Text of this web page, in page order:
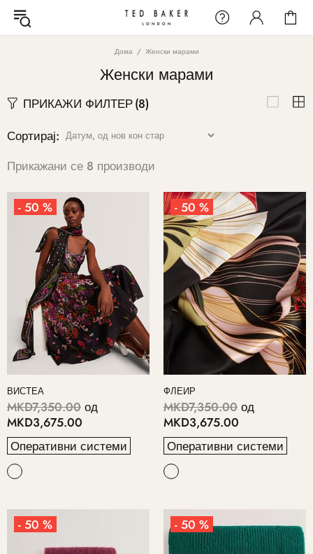
Дома Женски марами
Женски марами
ПРИКАЖИ ФИЛТЕР(8)
Сортирај:
Прикажани се 8 производи
- 50 %
ВИСТЕА
MKD7,350.00 од
MKD3,675.00
Оперативни системи
- 50 %
ФЛЕИР
MKD7,350.00 од
MKD3,675.00
Оперативни системи
- 50 % - 50 %